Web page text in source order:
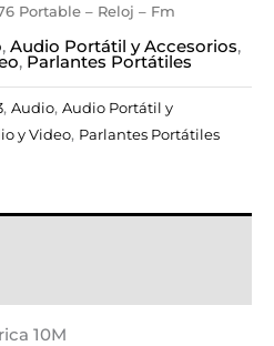
Portable – Reloj – Fm
, Audio Portátil y Accesorios,
, Parlantes Portátiles
, Audio, Audio Portátil y
y Video, Parlantes Portátiles
10M